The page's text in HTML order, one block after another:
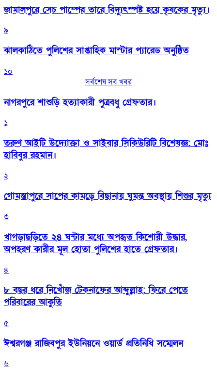
জামালপুরে সেচ পাম্পের তারে বিদ্যুৎস্পষ্ট হয়ে কৃষকের মৃত্যু।
৯
‎ঝালকাঠিতে পুলিশের সাপ্তাহিক মাস্টার প্যারেড অনুষ্ঠিত
১০
সর্বশেষ সব খবর
নাগরপুরে শাশুড়ি হত্যাকারী পুত্রবধু গ্রেফতার।
১
তরুণ আইটি উদ্যোক্তা ও সাইবার সিকিউরিটি বিশেষজ্ঞ: মোঃ
হাবিবুর রহমান।
২
গোমস্তাপুরে সাপের কামড়ে বিছানায় ঘুমন্ত অবস্থায় শিশুর মৃত্যু
৩
খাগড়াছড়িতে ২৪ ঘন্টার মধ্যে অপহৃত কিশোরী উদ্ধার,
অপহরণ কারীর মূল হোতা পুলিশের হাতে গ্রেফতার।
৪
৮ বছর ধরে নিখোঁজ টেকনাফের আব্দুল্লাহ: ফিরে পেতে
পরিবারের আকুতি
৫
ঈশ্বরগঞ্জ রাজিবপুর ইউনিয়নে ওয়ার্ড প্রতিনিধি সম্মেলন
৬